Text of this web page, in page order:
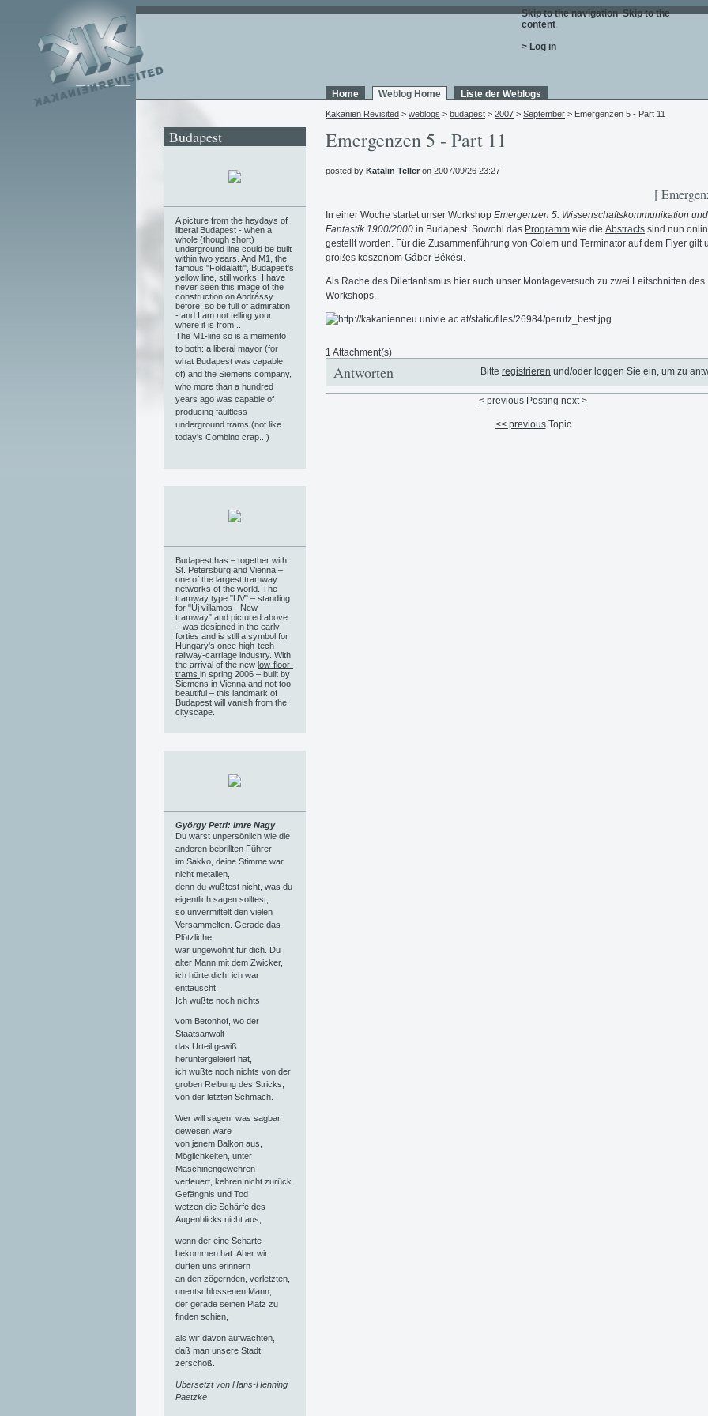
Skip to the navigation. Skip to the
content.
> Log in
Home Weblog Home Liste der Weblogs
Kakanien Revisited > weblogs > budapest > 2007 > September > Emergenzen 5 - Part 11
Emergenzen 5 - Part 11
posted by Katalin Teller on 2007/09/26 23:27
[
In einer Woche startet unser Workshop Emergenzen 5: Wissenschaftskommunikation und
Fantastik 1900/2000 in Budapest. Sowohl das Programm wie die Abstracts sind nun
gestellt worden. Für die Zusammenführung von Golem und Terminator auf dem Flyer gilt
großes köszönöm Gábor Békési.
Als Rache des Dilettantismus hier auch unser Montageversuch zu zwei Leitschnitten des
Workshops.
1 Attachment(s)
Bitte registrieren und/oder loggen Sie ein, um zu
Antworten
< previous Posting next >
<< previousTopic
Budapest
A picture from the heydays of
liberal Budapest - when a
whole (though short)
underground line could be built
within two years. And M1, the
famous "Földalatti", Budapest's
yellow line, still works. I have
never seen this image of the
construction on Andrássy
before, so be full of admiration
- and I am not telling your
where it is from...
The M1-line so is a memento
to both: a liberal mayor (for
what Budapest was capable
of) and the Siemens company,
who more than a hundred
years ago was capable of
producing faultless
underground trams (not like
today's Combino crap...)
Budapest has – together with
St. Petersburg and Vienna –
one of the largest tramway
networks of the world. The
tramway type "UV" – standing
for "Új villamos - New
tramway" and pictured above
– was designed in the early
forties and is still a symbol for
Hungary's once high-tech
railway-carriage industry. With
the arrival of the new low-floor-
trams in spring 2006 – built by
Siemens in Vienna and not too
beautiful – this landmark of
Budapest will vanish from the
cityscape.
György Petri: Imre Nagy
Du warst unpersönlich wie die
anderen bebrillten Führer
im Sakko, deine Stimme war
nicht metallen,
denn du wußtest nicht, was du
eigentlich sagen solltest,
so unvermittelt den vielen
Versammelten. Gerade das
Plötzliche
war ungewohnt für dich. Du
alter Mann mit dem Zwicker,
ich hörte dich, ich war
enttäuscht.
Ich wußte noch nichts
vom Betonhof, wo der
Staatsanwalt
das Urteil gewiß
heruntergeleiert hat,
ich wußte noch nichts von der
groben Reibung des Stricks,
von der letzten Schmach.
Wer will sagen, was sagbar
gewesen wäre
von jenem Balkon aus,
Möglichkeiten, unter
Maschinengewehren
verfeuert, kehren nicht zurück.
Gefängnis und Tod
wetzen die Schärfe des
Augenblicks nicht aus,
wenn der eine Scharte
bekommen hat. Aber wir
dürfen uns erinnern
an den zögernden, verletzten,
unentschlossenen Mann,
der gerade seinen Platz zu
finden schien,
als wir davon aufwachten,
daß man unsere Stadt
zerschoß.
Übersetzt von Hans-Henning
Paetzke